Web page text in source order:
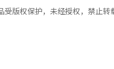
受版权保护，未经授权，禁止转